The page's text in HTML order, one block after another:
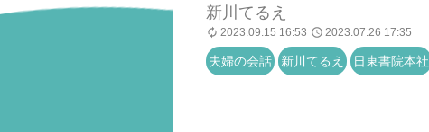
新川てるえ
2023.09.15 16:53 2023.07.26 17:35
夫婦の会話 新川てるえ 日東書院本社